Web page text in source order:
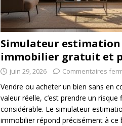
Simulateur estimation
immobilier gratuit et
juin 29, 2026 Commentaires
Vendre ou acheter un bien sans en
valeur réelle, c’est prendre un risque
considérable. Le simulateur
immobilier répond précisément à ce